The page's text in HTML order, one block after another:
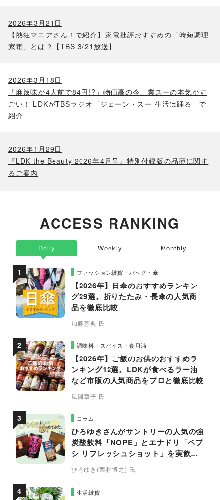
2026年3月21日
【熱狂マニアさん！で紹介】家電批評おすすめの「時短調理
家電」とは？【TBS 3/21放送】
2026年3月18日
「麻辣味が4人前で84円!?」物価高の今、業スーの本気がす
ごい！ LDKがTBSラジオ「ジェーン・スー 生活は踊る」で
紹介
2026年1月29日
『LDK the Beauty 2026年4月号』特別付録版の品薄に関す
るご案内
ACCESS RANKING
Daily
ファッション雑貨・バッグ・傘
【2026年】日傘のおすすめランキン
グ29選。折りたたみ・長傘の人気商
品を徹底比較
加藤芳典 氏
調味料・スパイス・食用油
【2026年】ご飯のお供のおすすめラ
ンキング12選。LDKが食べるラー油
など市販の人気商品をプロと徹底比較
風間章子 氏
コラム
ひろゆきさんがサントリーの人気の強
炭酸飲料「NOPE」とエナドリ「ペプ
シ リフレッシュショット」を実飲し
ひろゆき(西村博之) 氏
生活雑貨
Weekly Monthly